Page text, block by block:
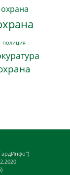
охрана
полиция